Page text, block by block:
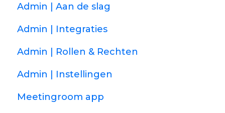
Admin | Aan de slag
Admin | Integraties
Admin | Rollen & Rechten
Admin | Instellingen
Meetingroom app